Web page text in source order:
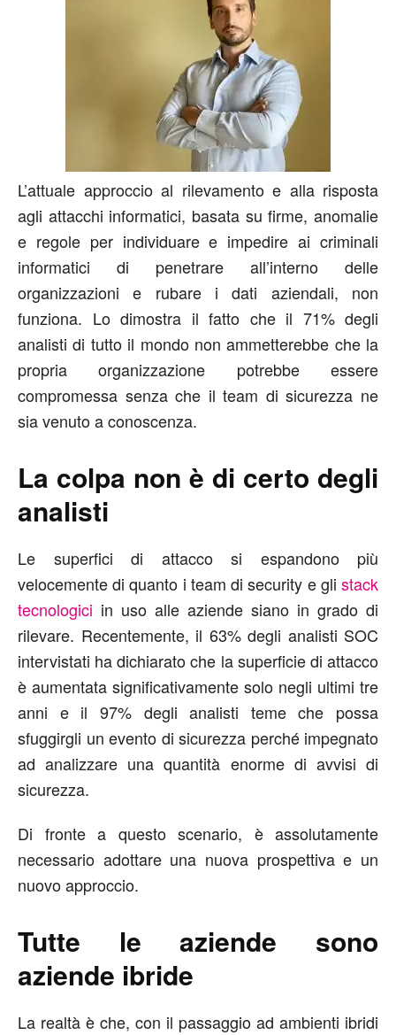
L’attuale approccio al rilevamento e alla risposta
agli attacchi informatici, basata su firme, anomalie
e regole per individuare e impedire ai criminali
informatici di penetrare all’interno delle
organizzazioni e rubare i dati aziendali, non
funziona. Lo dimostra il fatto che il 71% degli
analisti di tutto il mondo non ammetterebbe che la
propria organizzazione potrebbe essere
compromessa senza che il team di sicurezza ne
sia venuto a conoscenza.
La colpa non è di certo degli
analisti
Le superfici di attacco si espandono più
velocemente di quanto i team di security e gli stack
tecnologici in uso alle aziende siano in grado di
rilevare. Recentemente, il 63% degli analisti SOC
intervistati ha dichiarato che la superficie di attacco
è aumentata significativamente solo negli ultimi tre
anni e il 97% degli analisti teme che possa
sfuggirgli un evento di sicurezza perché impegnato
ad analizzare una quantità enorme di avvisi di
sicurezza.
Di fronte a questo scenario, è assolutamente
necessario adottare una nuova prospettiva e un
nuovo approccio.
Tutte le aziende sono
aziende ibride
La realtà è che, con il passaggio ad ambienti ibridi